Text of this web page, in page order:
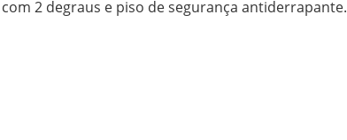
2 degraus e piso de segurança antiderrapante.